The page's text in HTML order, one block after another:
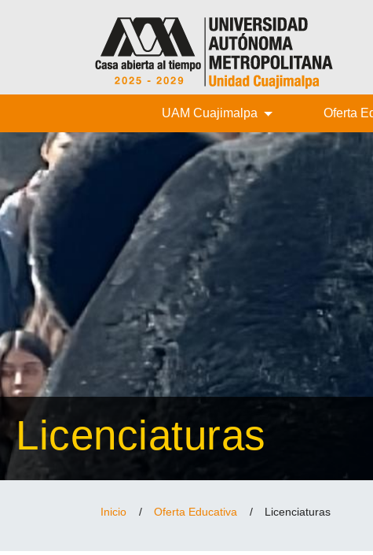
UAM Cuajimalpa Oferta
Licenciaturas
Inicio / Oferta Educativa / Licenciaturas